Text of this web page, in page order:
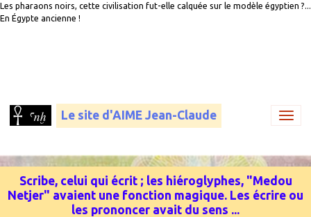
Les pharaons noirs, cette civilisation fut-elle calquée sur le modèle égyptien ?...
En Égypte ancienne !
Le site d'AIME Jean-Claude
Scribe, celui qui écrit ; les hiéroglyphes, "Medou
Netjer" avaient une fonction magique. Les écrire ou
les prononcer avait du sens ...